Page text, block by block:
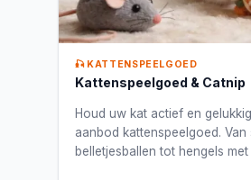
🎣 KATTENSPEELGOED
Kattenspeelgoed & Catnip
Houd uw kat actief en
aanbod kattenspeelgoed. Van
belletjesballen tot hengels